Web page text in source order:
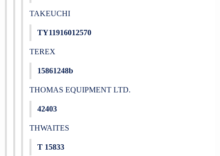
TAKEUCHI
TY11916012570
TEREX
15861248b
THOMAS EQUIPMENT LTD.
42403
THWAITES
T 15833